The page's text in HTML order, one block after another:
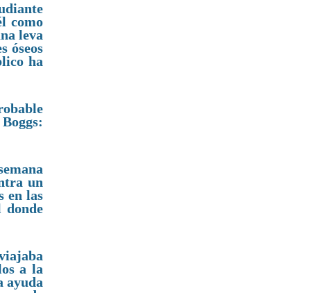
como
leva
óseos
ha
un
en las
donde
a la
ayuda